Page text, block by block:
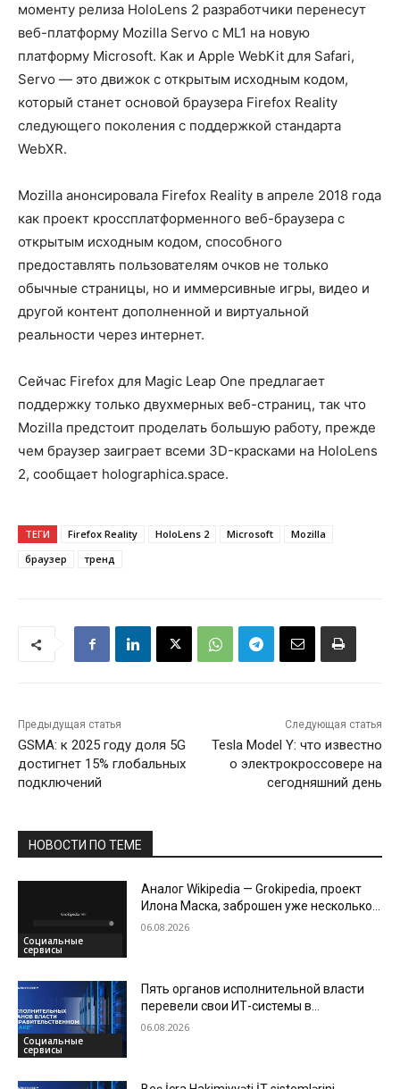
моменту релиза HoloLens 2 разработчики перенесут
веб-платформу Mozilla Servo с ML1 на новую
платформу Microsoft. Как и Apple WebKit для Safari,
Servo — это движок с открытым исходным кодом,
который станет основой браузера Firefox Reality
следующего поколения с поддержкой стандарта
WebXR.
Mozilla анонсировала Firefox Reality в апреле 2018 года
как проект кроссплатформенного веб-браузера с
открытым исходным кодом, способного
предоставлять пользователям очков не только
обычные страницы, но и иммерсивные игры, видео и
другой контент дополненной и виртуальной
реальности через интернет.
Сейчас Firefox для Magic Leap One предлагает
поддержку только двухмерных веб-страниц, так что
Mozilla предстоит проделать большую работу, прежде
чем браузер заиграет всеми 3D-красками на HoloLens
2, сообщает holographica.space.
ТЕГИ Firefox Reality HoloLens 2 Microsoft
Mozilla
браузер
тренд
Предыдущая статья
GSMA: к 2025 году доля 5G
достигнет 15% глобальных
подключений
Следующая статья
Tesla Model Y: что известно
о электрокроссовере на
сегодняшний день
НОВОСТИ ПО ТЕМЕ
Социальные
сервисы
Аналог Wikipedia — Grokipedia, проект
Илона Маска, заброшен уже несколько
месяцев
06.08.2026
Социальные
сервисы
Пять органов исполнительной власти
перевели свои ИТ-системы в
«Правительственное облако»
06.08.2026